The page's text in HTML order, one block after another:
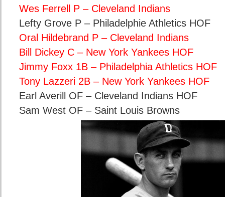
Wes Ferrell P – Cleveland Indians
Lefty Grove P – Philadelphie Athletics HOF
Oral Hildebrand P – Cleveland Indians
Bill Dickey C – New York Yankees HOF
Jimmy Foxx 1B – Philadelphia Athletics HOF
Tony Lazzeri 2B – New York Yankees HOF
Earl Averill OF – Cleveland Indians HOF
Sam West OF – Saint Louis Browns